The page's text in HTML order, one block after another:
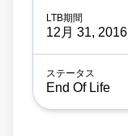
12月 31, 2016
End Of Life